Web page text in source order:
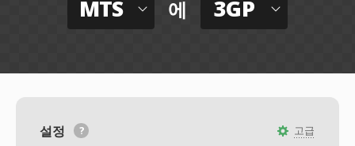
MTS 에 3GP
고급
설정